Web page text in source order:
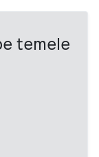
temele